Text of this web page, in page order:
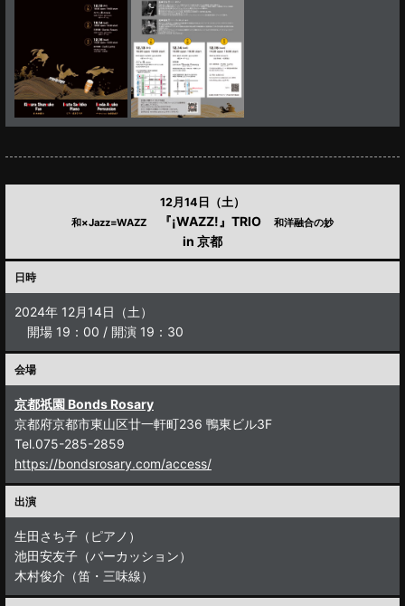
12月14日（土）
和×Jazz=WAZZ 『¡WAZZ!』TRIO 和洋融合の妙
in 京都
日時
2024年 12月14日（土）
開場 19：00 / 開演 19：30
会場
京都祇園 Bonds Rosary
京都府京都市東山区廿一軒町236 鴨東ビル3F
Tel.075-285-2859
https://bondsrosary.com/access/
出演
生田さち子（ピアノ）
池田安友子（パーカッション）
木村俊介（笛・三味線）